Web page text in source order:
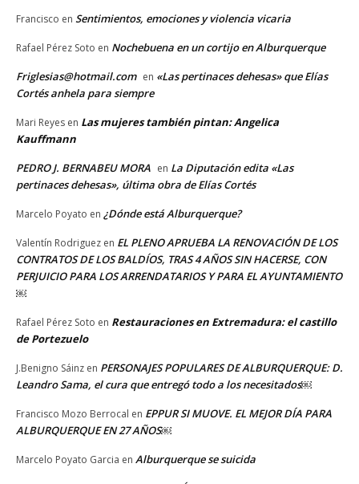
Francisco en Sentimientos, emociones y violencia vicaria
Rafael Pérez Soto en Nochebuena en un cortijo en Alburquerque
Friglesias@hotmail.com en «Las pertinaces dehesas» que Elías
Cortés anhela para siempre
Mari Reyes en Las mujeres también pintan: Angelica
Kauffmann
PEDRO J. BERNABEU MORA en La Diputación edita «Las
pertinaces dehesas», última obra de Elías Cortés
Marcelo Poyato en ¿Dónde está Alburquerque?
Valentín Rodriguez en EL PLENO APRUEBA LA RENOVACIÓN DE LOS
CONTRATOS DE LOS BALDÍOS, TRAS 4 AÑOS SIN HACERSE, CON
PERJUICIO PARA LOS ARRENDATARIOS Y PARA EL AYUNTAMIENTO
￼
Rafael Pérez Soto en Restauraciones en Extremadura: el castillo
de Portezuelo
J.Benigno Sáinz en PERSONAJES POPULARES DE ALBURQUERQUE: D.
Leandro Sama, el cura que entregó todo a los necesitados￼
Francisco Mozo Berrocal en EPPUR SI MUOVE. EL MEJOR DÍA PARA
ALBURQUERQUE EN 27 AÑOS￼
Marcelo Poyato Garcia en Alburquerque se suicida